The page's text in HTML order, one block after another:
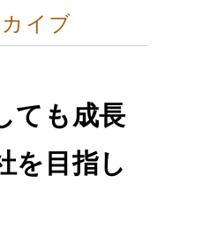
イブ
ても成長
を目指し